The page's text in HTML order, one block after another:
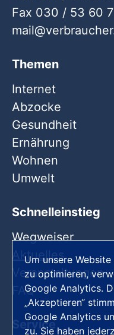
Fax 030 / 53 60
mail
verbraucher
Themen
Internet
Abzocke
Gesundheit
Ernährung
Wohnen
Umwelt
Schnelleinstieg
Wegweiser
Aktuelles
Veranstaltungen
FAQ
Service
Um unsere
zu optimieren,
Google Analytics.
„Akzeptieren“
Google Analytics
zu. Sie haben